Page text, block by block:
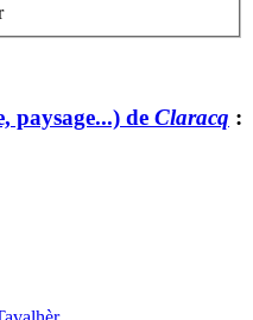
paysage...) de Claracq :